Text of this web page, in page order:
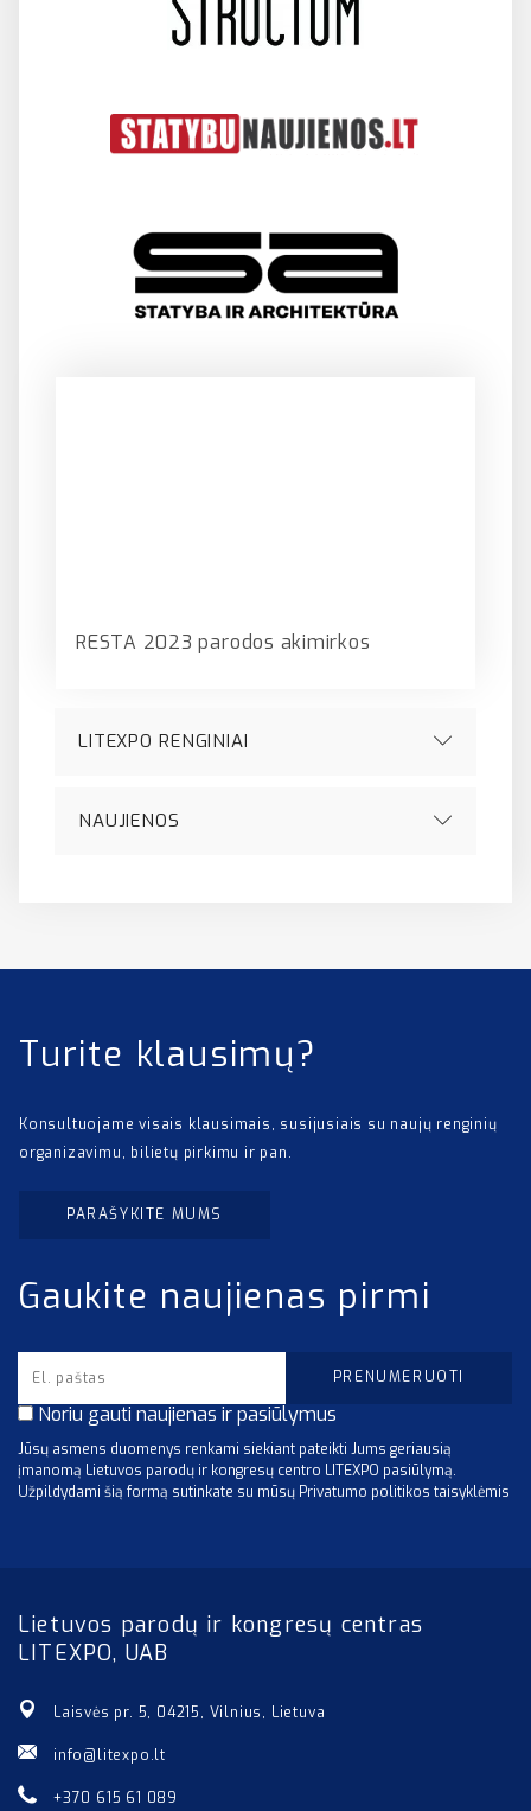
RESTA 2023 parodos akimirkos
LITEXPO RENGINIAI
NAUJIENOS
Turite klausimų?
Konsultuojame visais klausimais, susijusiais su naujų renginių
organizavimu, bilietų pirkimu ir pan.
PARAŠYKITE MUMS
Gaukite naujienas pirmi
Noriu gauti naujienas ir pasiūlymus
Jūsų asmens duomenys renkami siekiant pateikti Jums geriausią
įmanomą Lietuvos parodų ir kongresų centro LITEXPO pasiūlymą.
Užpildydami šią formą sutinkate su mūsų Privatumo politikos taisyklėmis
Lietuvos parodų ir kongresų centras
LITEXPO, UAB
Laisvės pr. 5, 04215, Vilnius, Lietuva
info@litexpo.lt
+370 615 61 089